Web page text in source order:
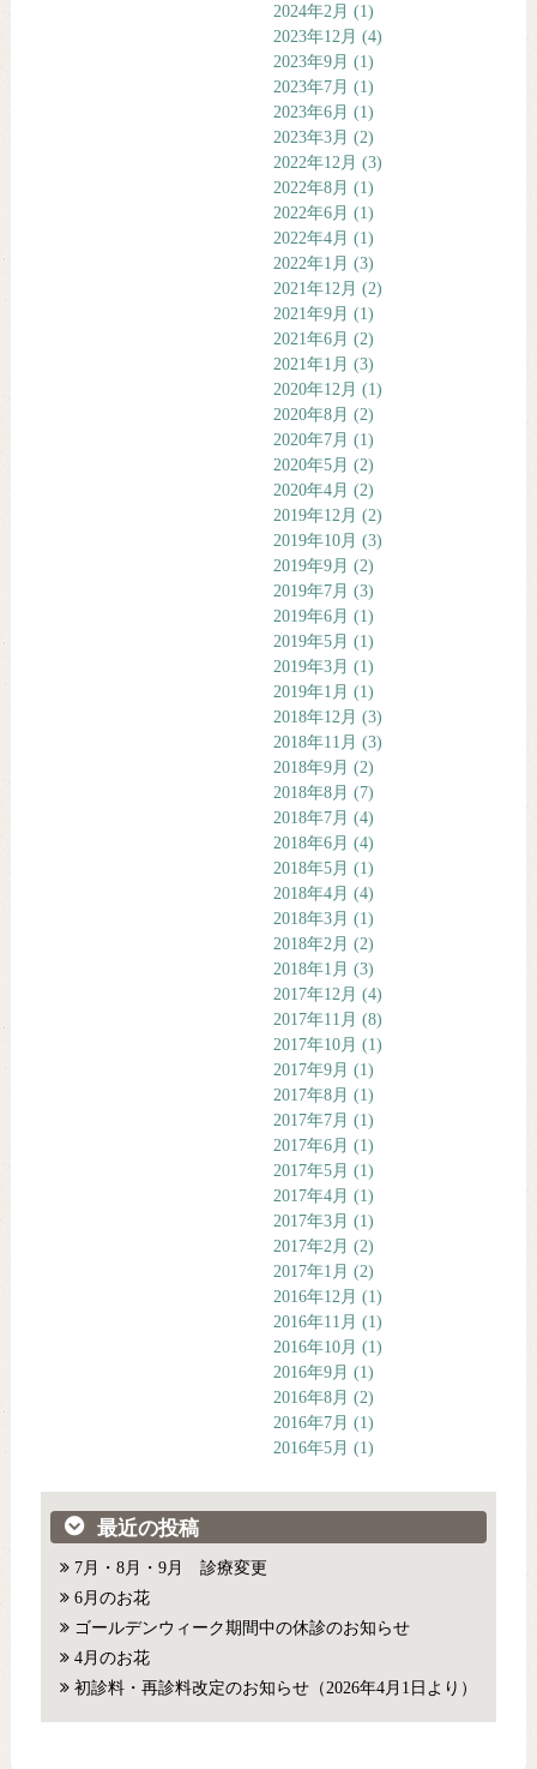
2024年2月 (1)
2023年12月 (4)
2023年9月 (1)
2023年7月 (1)
2023年6月 (1)
2023年3月 (2)
2022年12月 (3)
2022年8月 (1)
2022年6月 (1)
2022年4月 (1)
2022年1月 (3)
2021年12月 (2)
2021年9月 (1)
2021年6月 (2)
2021年1月 (3)
2020年12月 (1)
2020年8月 (2)
2020年7月 (1)
2020年5月 (2)
2020年4月 (2)
2019年12月 (2)
2019年10月 (3)
2019年9月 (2)
2019年7月 (3)
2019年6月 (1)
2019年5月 (1)
2019年3月 (1)
2019年1月 (1)
2018年12月 (3)
2018年11月 (3)
2018年9月 (2)
2018年8月 (7)
2018年7月 (4)
2018年6月 (4)
2018年5月 (1)
2018年4月 (4)
2018年3月 (1)
2018年2月 (2)
2018年1月 (3)
2017年12月 (4)
2017年11月 (8)
2017年10月 (1)
2017年9月 (1)
2017年8月 (1)
2017年7月 (1)
2017年6月 (1)
2017年5月 (1)
2017年4月 (1)
2017年3月 (1)
2017年2月 (2)
2017年1月 (2)
2016年12月 (1)
2016年11月 (1)
2016年10月 (1)
2016年9月 (1)
2016年8月 (2)
2016年7月 (1)
2016年5月 (1)
最近の投稿
7月・8月・9月 診療変更
6月のお花
ゴールデンウィーク期間中の休診のお知らせ
4月のお花
初診料・再診料改定のお知らせ（2026年4月1日より）